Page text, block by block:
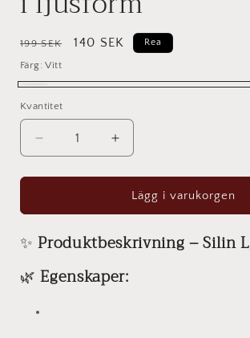
Ordinarie
pris
199 SEK Försäljningspris
140 SEK Rea
Färg:Vitt
Kvantitet
Kvantitet
Minska
kvantitet
för
-
stilla
i
Öka
kvantitet
för
Silin
-
stilla
i
Lägg i varukorgen
✨Produktbeskrivning – Silin
🌿Egenskaper: